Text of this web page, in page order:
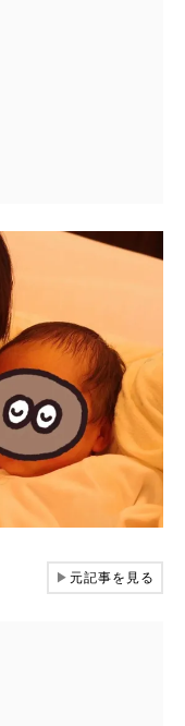
▶元記事を見る